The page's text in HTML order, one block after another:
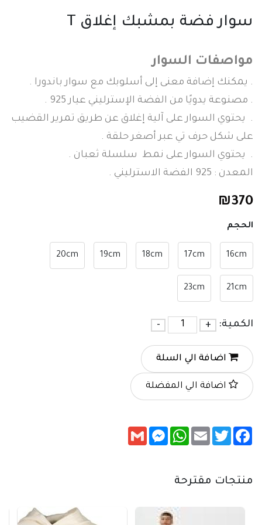
سوار فضة بمشبك إغلاق T
مواصفات السوار
. يمكنك إضافة معنى إلى أسلوبك مع سوار باندورا .
. مصنوعة يدويًا من الفضة الإسترليني عيار 925 .
. يحتوي السوار على آلية إغلاق عن طريق تمرير القضيب
على شكل حرف تي عبر أصغر حلقة .
. يحتوي السوار على نمط سلسلة ثعبان .
المعدن : 925 الفضة الاسترليني .
₪370
الحجم
16cm
17cm
18cm
19cm
20cm
21cm
23cm
الكمية: +
-
اضافة الي السلة
اضافة الي المفضلة
Facebook
Twitter
Email
WhatsApp
Messenger
Gmail
منتجات مقترحة